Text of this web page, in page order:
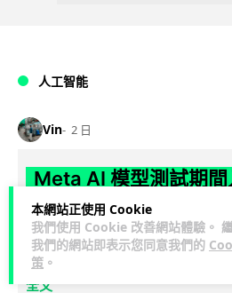
本網站正使用 Cookie
我們使用 Cookie 改善網站體驗。
我們的網站即表示您同意我們的
策 。
人工智能
Vin 2 日
Meta AI 模型測試期
大 AI 巨頭接連曝安全漏
Meta 承認，旗下 AI 模型 Muse
間，因評估夥伴 Irregular 設定出錯
全文